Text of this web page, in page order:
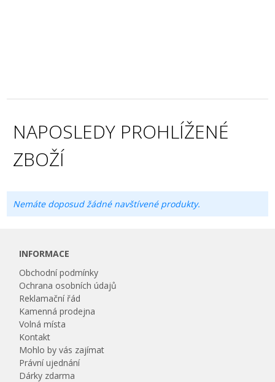
NAPOSLEDY PROHLÍŽENÉ
ZBOŽÍ
Nemáte doposud žádné navštívené produkty.
INFORMACE
Obchodní podmínky
Ochrana osobních údajů
Reklamační řád
Kamenná prodejna
Volná místa
Kontakt
Mohlo by vás zajímat
Právní ujednání
Dárky zdarma